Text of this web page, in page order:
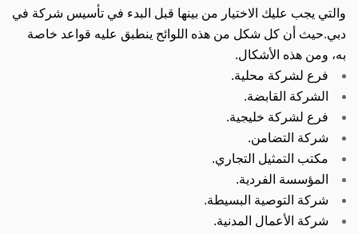
والتي يجب عليك الاختيار من بينها قبل البدء في تأسيس شركة في
دبي.حيث أن كل شكل من هذه اللوائح ينطبق عليه قواعد خاصة
به، ومن هذه الأشكال.
فرع لشركة محلية.
الشركة القابضة.
فرع لشركة خليجية.
شركة التضامن.
مكتب التمثيل التجاري.
المؤسسة الفردية.
شركة التوصية البسيطة.
شركة الأعمال المدنية.